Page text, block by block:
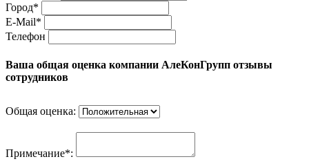
Город*
E-Mail*
Телефон
Ваша общая оценка компании АлеКонГрупп отзывы
сотрудников
Общая оценка:
Примечание*: